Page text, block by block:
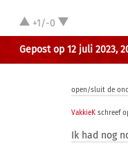
+1/-0
Gepost op 12 juli 2023,
open/sluit de
VakkieK schreef
Ik had nog